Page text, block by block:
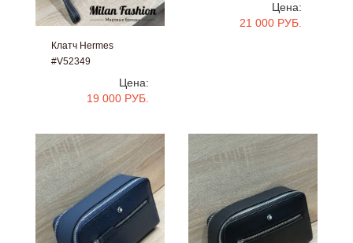
Клатч Hermes
#V52349
Цена:
19 000 РУБ.
Цена:
21 000 РУБ.